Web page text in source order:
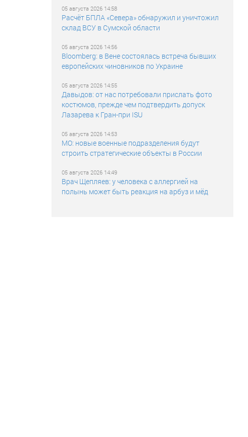
05 августа 2026 14:58
Расчёт БПЛА «Севера» обнаружил и уничтожил
склад ВСУ в Сумской области
05 августа 2026 14:56
Bloomberg: в Вене состоялась встреча бывших
европейских чиновников по Украине
05 августа 2026 14:55
Давыдов: от нас потребовали прислать фото
костюмов, прежде чем подтвердить допуск
Лазарева к Гран-при ISU
05 августа 2026 14:53
МО: новые военные подразделения будут
строить стратегические объекты в России
05 августа 2026 14:49
Врач Щепляев: у человека с аллергией на
полынь может быть реакция на арбуз и мёд